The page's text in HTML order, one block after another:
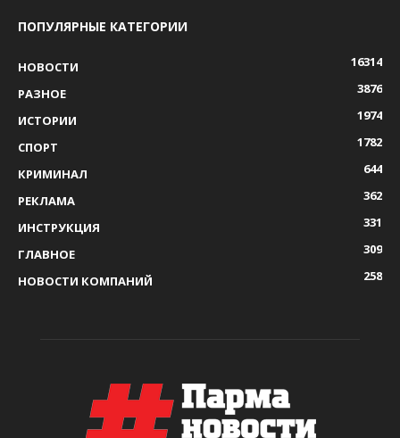
ПОПУЛЯРНЫЕ КАТЕГОРИИ
НОВОСТИ
16314
РАЗНОЕ
3876
ИСТОРИИ
1974
СПОРТ
1782
КРИМИНАЛ
644
РЕКЛАМА
362
ИНСТРУКЦИЯ
331
ГЛАВНОЕ
309
НОВОСТИ КОМПАНИЙ
258